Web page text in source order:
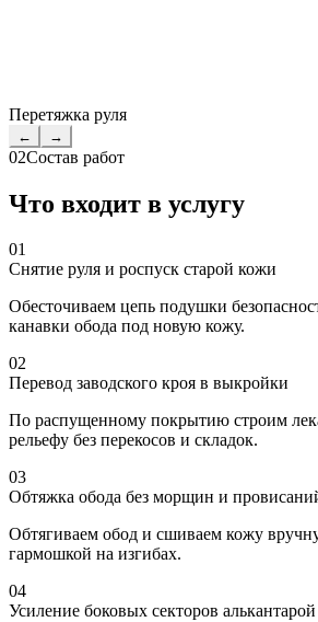
Перетяжка руля
← →
02Состав работ
Что входит в услугу
01
Снятие руля и роспуск старой кожи
Обесточиваем цепь подушки
канавки обода под новую кожу.
02
Перевод заводского кроя в выкройки
По распущенному покрытию строим
рельефу без перекосов и складок.
03
Обтяжка обода без морщин и
Обтягиваем обод и сшиваем кожу
гармошкой на изгибах.
04
Усиление боковых секторов